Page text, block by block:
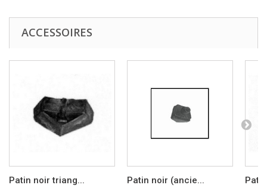
ACCESSOIRES
Patin noir triang... Patin noir (ancie...